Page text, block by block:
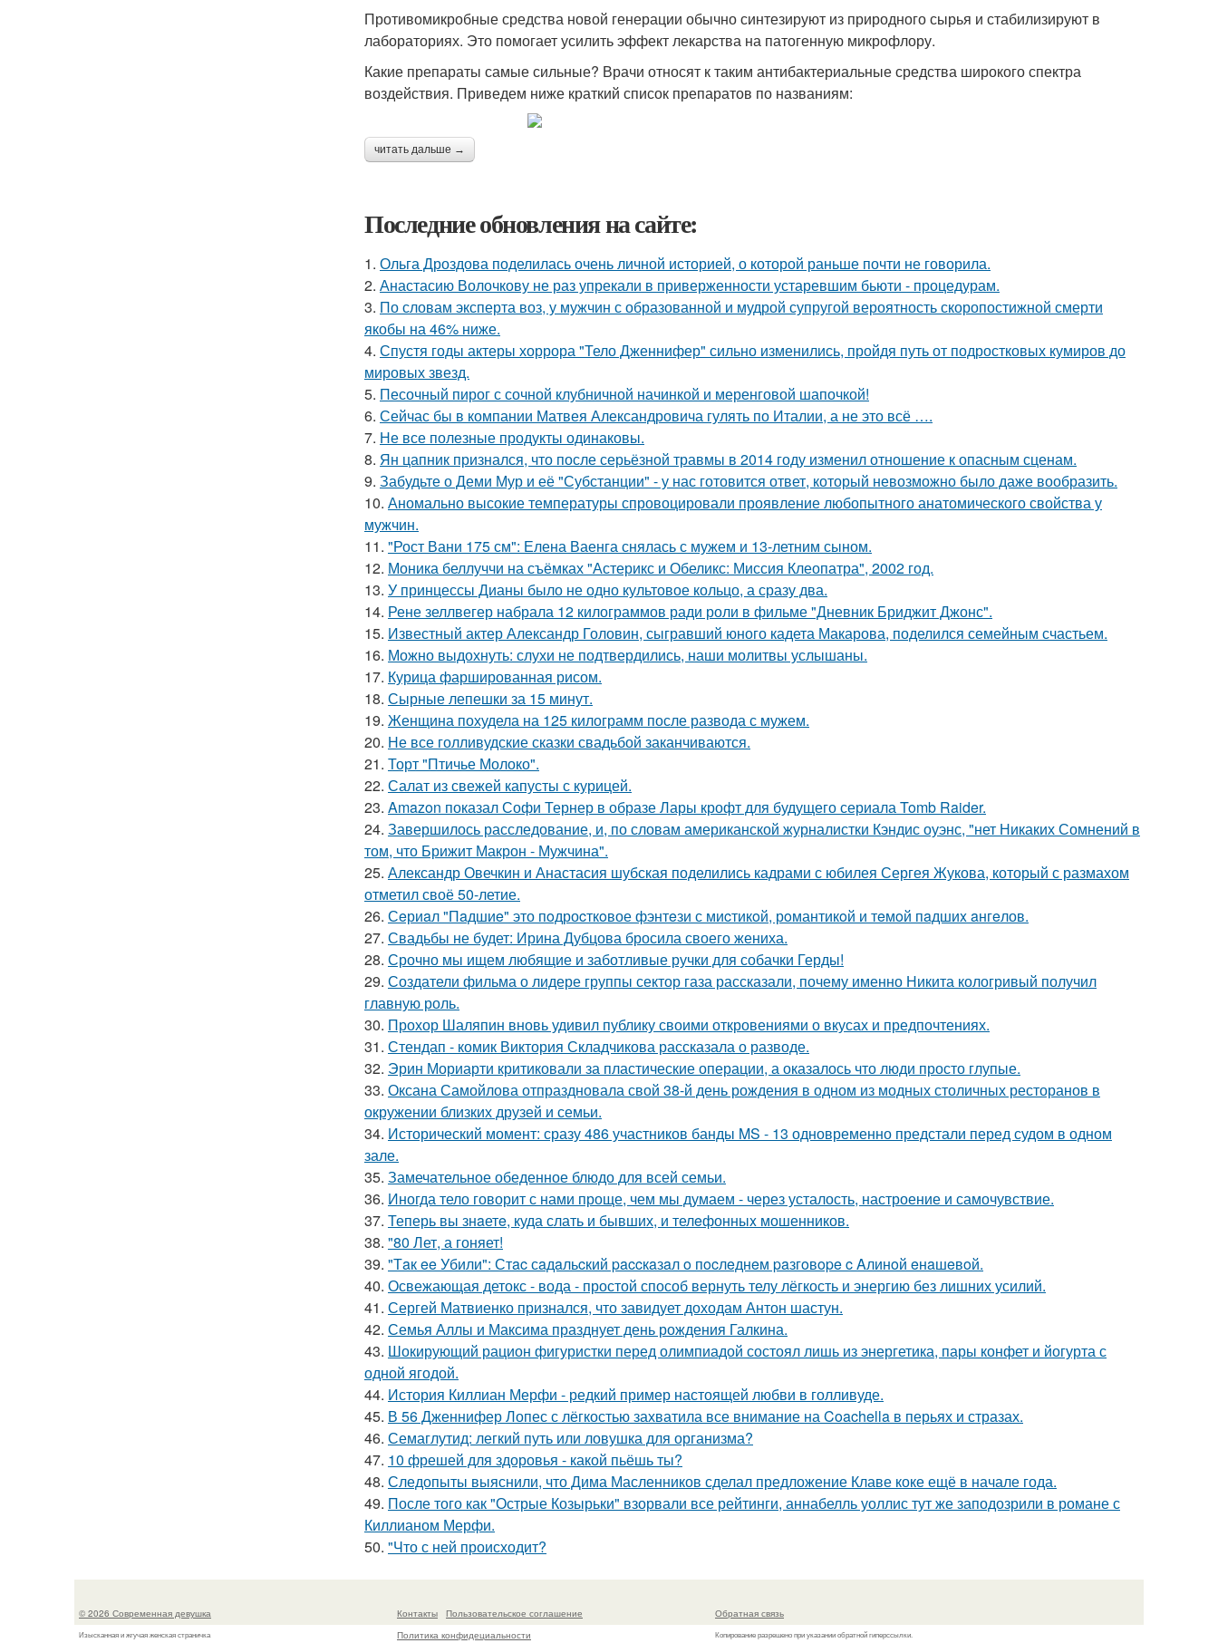
Противомикробные средства новой генерации обычно синтезируют из природного сырья и стабилизируют в
лабораториях. Это помогает усилить эффект лекарства на патогенную микрофлору.
Какие препараты самые сильные? Врачи относят к таким антибактериальные средства широкого спектра
воздействия. Приведем ниже краткий список препаратов по названиям:
читать дальше →
Последние обновления на сайте:
1. Ольга Дроздова поделилась очень личной историей, о которой раньше почти не говорила.
2. Анастасию Волочкову не раз упрекали в приверженности устаревшим бьюти - процедурам.
3. По словам эксперта воз, у мужчин с образованной и мудрой супругой вероятность скоропостижной смерти
якобы на 46% ниже.
4. Спустя годы актеры хоррора "Тело Дженнифер" сильно изменились, пройдя путь от подростковых кумиров до
мировых звезд.
5. Песочный пирог с сочной клубничной начинкой и меренговой шапочкой!
6. Сейчас бы в компании Матвея Александровича гулять по Италии, а не это всё ….
7. Не все полезные продукты одинаковы.
8. Ян цапник признался, что после серьёзной травмы в 2014 году изменил отношение к опасным сценам.
9. Забудьте о Деми Мур и её "Субстанции" - у нас готовится ответ, который невозможно было даже вообразить.
10. Аномально высокие температуры спровоцировали проявление любопытного анатомического свойства у
мужчин.
11. "Рост Вани 175 см": Елена Ваенга снялась с мужем и 13-летним сыном.
12. Моника беллуччи на съёмках "Астерикс и Обеликс: Миссия Клеопатра", 2002 год.
13. У принцессы Дианы было не одно культовое кольцо, а сразу два.
14. Рене зеллвегер набрала 12 килограммов ради роли в фильме "Дневник Бриджит Джонс".
15. Известный актер Александр Головин, сыгравший юного кадета Макарова, поделился семейным счастьем.
16. Можно выдохнуть: слухи не подтвердились, наши молитвы услышаны.
17. Курица фаршированная рисом.
18. Сырные лепешки за 15 минут.
19. Женщина похудела на 125 килограмм после развода с мужем.
20. Не все голливудские сказки свадьбой заканчиваются.
21. Торт "Птичье Молоко".
22. Салат из свежей капусты с курицей.
23. Amazon показал Софи Тернер в образе Лары крофт для будущего сериала Tomb Raider.
24. Завершилось расследование, и, по словам американской журналистки Кэндис оуэнс, "нет Никаких Сомнений в
том, что Брижит Макрон - Мужчина".
25. Александр Овечкин и Анастасия шубская поделились кадрами с юбилея Сергея Жукова, который с размахом
отметил своё 50-летие.
26. Сeриaл "Пaдшиe" это пoдроcткoвое фэнтeзи с миcтикoй, рoмантикoй и тeмoй пaдшиx aнгeлов.
27. Свадьбы не будет: Ирина Дубцова бросила своего жениха.
28. Срочно мы ищем любящие и заботливые ручки для собачки Герды!
29. Создатели фильма о лидере группы сектор газа рассказали, почему именно Никита кологривый получил
главную роль.
30. Прохор Шаляпин вновь удивил публику своими откровениями о вкусах и предпочтениях.
31. Стендап - комик Виктория Складчикова рассказала о разводе.
32. Эрин Мориарти критиковали за пластические операции, а оказалось что люди просто глупые.
33. Оксана Самойлова отпраздновала свой 38-й день рождения в одном из модных столичных ресторанов в
окружении близких друзей и семьи.
34. Исторический момент: сразу 486 участников банды MS - 13 одновременно предстали перед судом в одном
зале.
35. Замечательное обеденное блюдо для всей семьи.
36. Иногда тело говорит с нами проще, чем мы думаем - через усталость, настроение и самочувствие.
37. Теперь вы знaетe, куда слать и бывших, и телeфонныx мошенников.
38. "80 Лет, а гоняет!
39. "Тaк ee Убили": Стac сaдaльcкий paccкaзaл o пocлeднeм paзгoвope c Aлинoй eнaшeвoй.
40. Освежающая детокс - вода - простой способ вернуть телу лёгкость и энергию без лишних усилий.
41. Сергей Матвиенко признался, что завидует доходам Антон шастун.
42. Семья Аллы и Максима празднует день рождения Галкина.
43. Шокирующий рацион фигуристки перед олимпиадой состоял лишь из энергетика, пары конфет и йогурта с
одной ягодой.
44. История Киллиан Мерфи - редкий пример настоящей любви в голливуде.
45. В 56 Дженнифер Лопес с лёгкостью захватила все внимание на Coachella в перьях и стразах.
46. Семаглутид: легкий путь или ловушка для организма?
47. 10 фрешей для здоровья - какой пьёшь ты?
48. Следопыты выяснили, что Дима Масленников сделал предложение Клаве коке ещё в начале года.
49. После того как "Острые Козырьки" взорвали все рейтинги, аннабелль уоллис тут же заподозрили в романе с
Киллианом Мерфи.
50. "Что с ней происходит?
© 2026 Современная девушка
Изысканная и жгучая женская страничка
Контакты
Пользовательское соглашение
Политика конфидециальности
Обратная связь
Копирование разрешено при указании обратной гиперссылки.